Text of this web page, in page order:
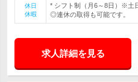
休日
休暇
* シフト制（月6～8日）※土
◎連休の取得も可能です。
求人詳細を見る